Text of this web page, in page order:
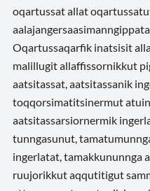
oqartussat allat
Oqartussaqarfik inatsisit
malillugit allaffissornikkut
aatsitassat, aatsitassanik
toqqorsimatitsinermut
aatsitassarsiornermik
tunngasunut,
ingerlatat, tamakkununnga
ruujorikkut aqqutitigut